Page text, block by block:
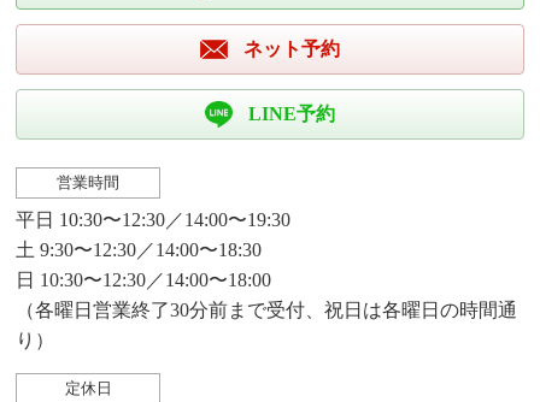
ネット予約
LINE予約
営業時間
平日 10:30〜12:30／14:00〜19:30
土 9:30〜12:30／14:00〜18:30
日 10:30〜12:30／14:00〜18:00
（各曜日営業終了30分前まで受付、祝日は各曜日の時間通
り）
定休日